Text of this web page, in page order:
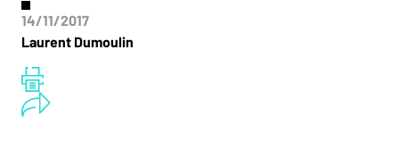
14/11/2017
Laurent Dumoulin